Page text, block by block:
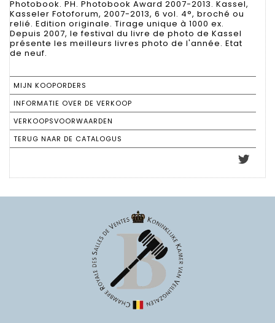
Photobook. PH. Photobook Award 2007-2013. Kassel,
Kasseler Fotoforum, 2007-2013, 6 vol. 4°, broché ou
relié. Edition originale. Tirage unique à 1000 ex.
Depuis 2007, le festival du livre de photo de Kassel
présente les meilleurs livres photo de l'année. Etat
de neuf.
MIJN KOOPORDERS
INFORMATIE OVER DE VERKOOP
VERKOOPSVOORWAARDEN
TERUG NAAR DE CATALOGUS